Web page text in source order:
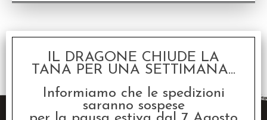
1 risultati trovati (50 per pagina - 1 in totale)
IL DRAGONE CHIUDE LA
TANA PER UNA SETTIMANA...
Informiamo che le spedizioni
saranno sospese